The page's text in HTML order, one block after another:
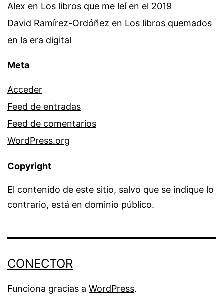
Alex en Los libros que me leí en el 2019
David Ramírez-Ordóñez en Los libros quemados
en la era digital
Meta
Acceder
Feed de entradas
Feed de comentarios
WordPress.org
Copyright
El contenido de este sitio, salvo que se indique lo
contrario, está en dominio público.
CONECTOR
Funciona gracias a WordPress.